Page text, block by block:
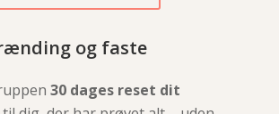
og faste
30 dages reset dit